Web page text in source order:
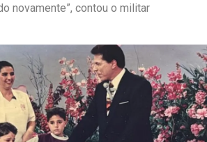
novamente”, contou o militar